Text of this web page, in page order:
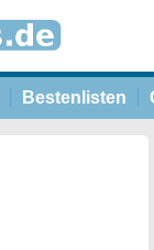
Bestenlisten